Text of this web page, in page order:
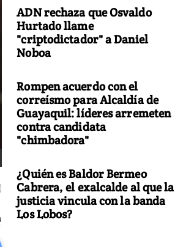
ADN rechaza que Osvaldo
Hurtado llame
"criptodictador" a Daniel
Noboa
Rompen acuerdo con el
correísmo para Alcaldía de
Guayaquil: líderes arremeten
contra candidata
"chimbadora"
¿Quién es Baldor Bermeo
Cabrera, el exalcalde al que la
justicia vincula con la banda
Los Lobos?